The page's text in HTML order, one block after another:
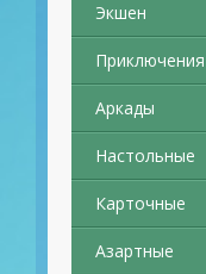
Экшен
Приключения
Аркады
Настольные
Карточные
Азартные